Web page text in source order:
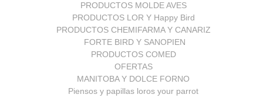
PRODUCTOS MOLDE AVES
PRODUCTOS LOR Y Happy Bird
PRODUCTOS CHEMIFARMA Y CANARIZ
FORTE BIRD Y SANOPIEN
PRODUCTOS COMED
OFERTAS
MANITOBA Y DOLCE FORNO
Piensos y papillas loros your parrot